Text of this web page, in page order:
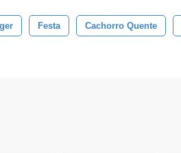
Festa Cachorro Quente